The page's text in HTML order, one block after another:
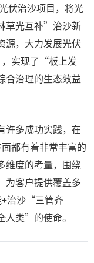
伏治沙项目，将光
草光互补”治沙新
源，大力发展光伏
实现了“板上发
合治理的生态效益
许多成功实践，在
都有着非常丰富的
维度的考量，围绕
为客户提供覆盖多
+治沙“三管齐
类”的使命。